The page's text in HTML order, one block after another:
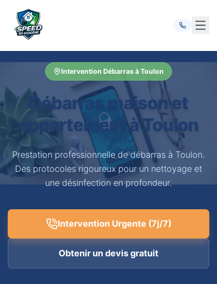
Intervention Débarras à Toulon
Débarras maison et
appartement à Toulon
Prestation professionnelle de débarras à Toulon.
Des protocoles rigoureux pour un nettoyage et
une désinfection en profondeur.
Intervention Urgente (7j/7)
Obtenir un devis gratuit